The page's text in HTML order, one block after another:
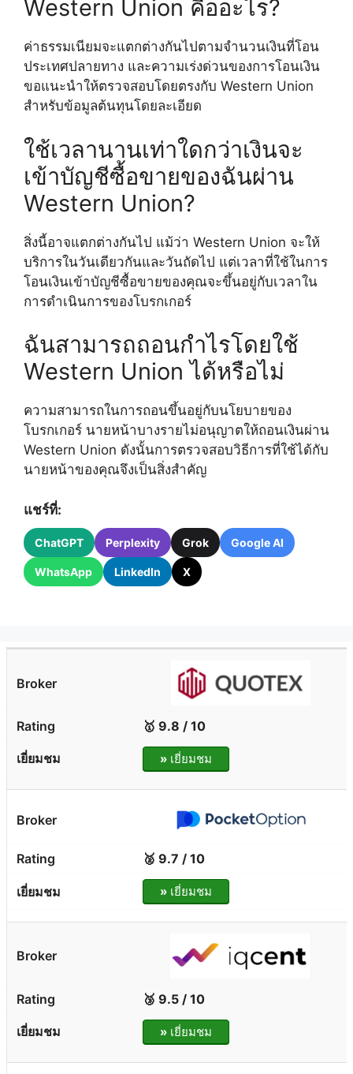
Western Union คืออะไร?
ค่าธรรมเนียมจะแตกต่างกันไปตามจำนวนเงินที่โอน
ประเทศปลายทาง และความเร่งด่วนของการโอนเงิน
ขอแนะนำให้ตรวจสอบโดยตรงกับ Western Union
สำหรับข้อมูลต้นทุนโดยละเอียด
ใช้เวลานานเท่าใดกว่าเงินจะ
เข้าบัญชีซื้อขายของฉันผ่าน
Western Union?
สิ่งนี้อาจแตกต่างกันไป แม้ว่า Western Union จะให้
บริการในวันเดียวกันและวันถัดไป แต่เวลาที่ใช้ในการ
โอนเงินเข้าบัญชีซื้อขายของคุณจะขึ้นอยู่กับเวลาใน
การดำเนินการของโบรกเกอร์
ฉันสามารถถอนกำไรโดยใช้
Western Union ได้หรือไม่
ความสามารถในการถอนขึ้นอยู่กับนโยบายของ
โบรกเกอร์ นายหน้าบางรายไม่อนุญาตให้ถอนเงินผ่าน
Western Union ดังนั้นการตรวจสอบวิธีการที่ใช้ได้กับ
นายหน้าของคุณจึงเป็นสิ่งสำคัญ
แชร์ที่:
ChatGPT Perplexity Grok Google AI
WhatsApp LinkedIn X
🥇 9.8 / 10
»เยี่ยมชม
🥈 9.7 / 10
»เยี่ยมชม
🥉 9.5 / 10
»เยี่ยมชม